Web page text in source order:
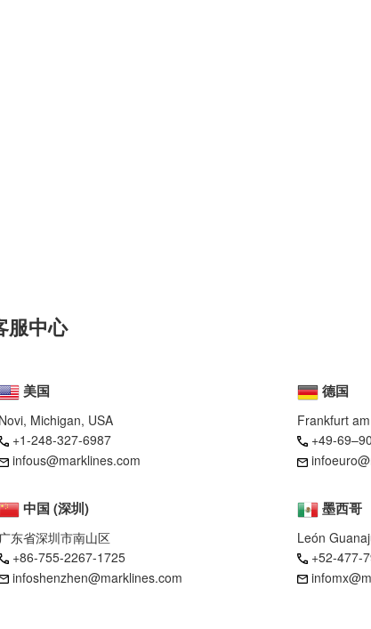
中心
美国
Novi, Michigan, USA
+1-248-327-6987
infous@marklines.com
墨西哥
León
+52-477-
德国
Frankfurt
+49-
中国 (深圳)
广东省深圳市南山区
+86-755-2267-1725
infoshenzhen@marklines.com